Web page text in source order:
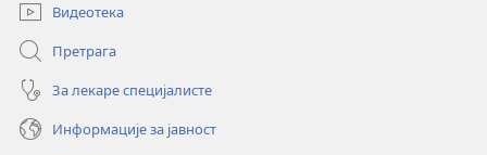
Видеотека
Претрага
За лекаре специјалисте
Информације за јавност